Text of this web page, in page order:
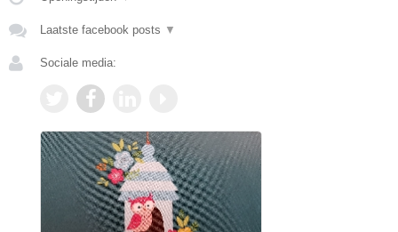
Laatste facebook posts ▼
Sociale media: